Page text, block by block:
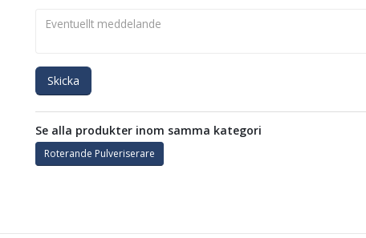
Skicka
Se alla produkter inom samma kategori
Roterande Pulveriserare